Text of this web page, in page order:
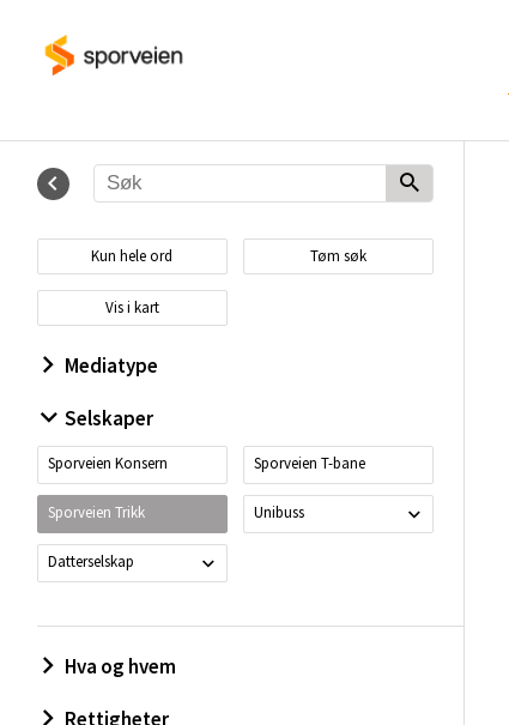
Kun hele ord Tøm søk
Vis i kart
Mediatype
Selskaper
Sporveien Konsern Sporveien T-bane
Sporveien Trikk Unibuss
Datterselskap
Hva og hvem
Rettigheter